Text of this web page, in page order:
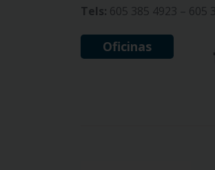
Tels: 605 385 4923 – 605
Oficinas